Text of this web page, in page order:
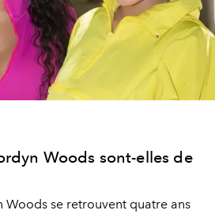
Woods sont-elles de
Woods se retrouvent quatre ans